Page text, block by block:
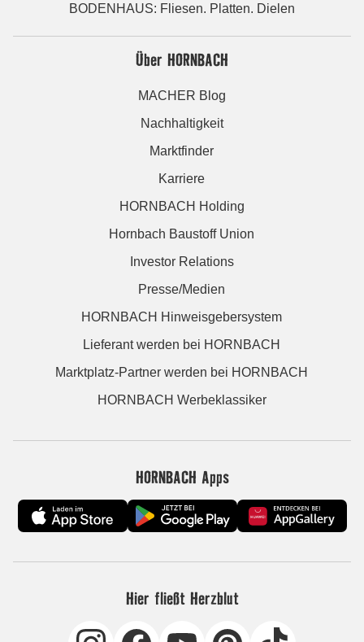
BODENHAUS: Fliesen. Platten. Dielen
Über HORNBACH
MACHER Blog
Nachhaltigkeit
Marktfinder
Karriere
HORNBACH Holding
Hornbach Baustoff Union
Investor Relations
Presse/Medien
HORNBACH Hinweisgebersystem
Lieferant werden bei HORNBACH
Marktplatz-Partner werden bei HORNBACH
HORNBACH Werbeklassiker
HORNBACH Apps
Hier fließt Herzblut